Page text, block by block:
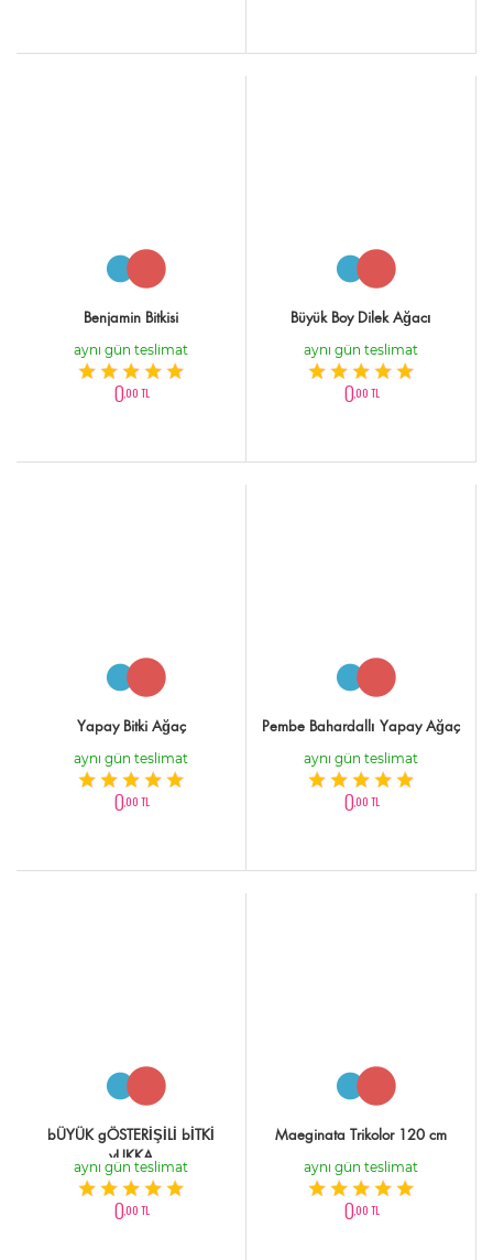
Benjamin Bitkisi
aynı gün teslimat
0,00 TL
Büyük Boy Dilek Ağacı
aynı gün teslimat
0,00 TL
Yapay Bitki Ağaç
aynı gün teslimat
0,00 TL
Pembe Bahardallı Yapay Ağaç
aynı gün teslimat
0,00 TL
bÜYÜK gÖSTERİŞİLİ bİTKİ
yUKKA
aynı gün teslimat
0,00 TL
Maeginata Trikolor 120 cm
aynı gün teslimat
0,00 TL